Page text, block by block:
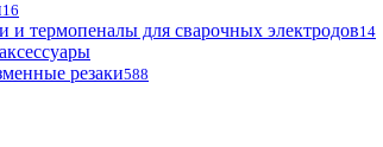
16
и термопеналы для сварочных электродов14
резаки588